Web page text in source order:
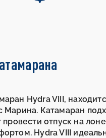
Hydra VIII,
Марина. Катамаран
провести отпуск на лоне
Hydra VIII